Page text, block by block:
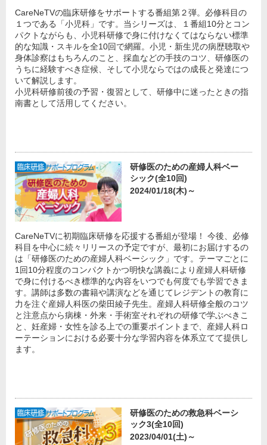
CareNeTVの臨床研修をサポートする番組第２弾。必修科目の
１つである「小児科」です。当シリーズは、１番組10分とコン
パクトながらも、小児科研修で身に付けなくてはならない標準
的な知識・スキルを全10回で網羅。小児・新生児の病歴聴取や
身体診察はもちろんのこと、採血などの手技のコツ、研修医の
うちに経験すべき症候、そして小児ならではの成長と発達につ
いて解説します。
小児科研修前後の予習・復習として、研修中に迷ったときの指
南書として活用してください。
研修医のための産婦人科ベー
シック(全10回)
2024/01/18(木)～
CareNeTVに初期臨床研修を応援する番組が登場！ 今後、必修
科目を中心に続々リリースの予定ですが、最初にお届けするの
は「研修医のための産婦人科ベーシック」です。テーマごとに
1回10分程度のコンパクトかつ明快な講義により産婦人科研修
で身に付けるべき標準的な内容をいつでも何度でも学習できま
す。講師は多数の書籍や講演などを通じてレジデントの教育に
力を注ぐ産婦人科医の柴田綾子先生。産婦人科研修全般のコツ
と注意点から病棟・外来・手術室それぞれの研修で学ぶべきこ
と、妊産婦・女性を診る上での重要ポイントまで、産婦人科ロ
ーテーションにおける必要十分な学習内容を体系立てて提供し
ます。
研修医のための救急科ベーシ
ック3(全10回)
2023/04/01(土)～